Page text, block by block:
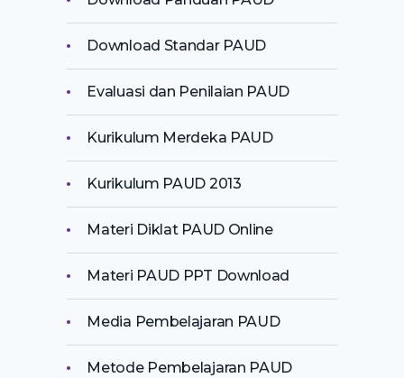
Download Standar PAUD
Evaluasi dan Penilaian PAUD
Kurikulum Merdeka PAUD
Kurikulum PAUD 2013
Materi Diklat PAUD Online
Materi PAUD PPT Download
Media Pembelajaran PAUD
Metode Pembelajaran PAUD